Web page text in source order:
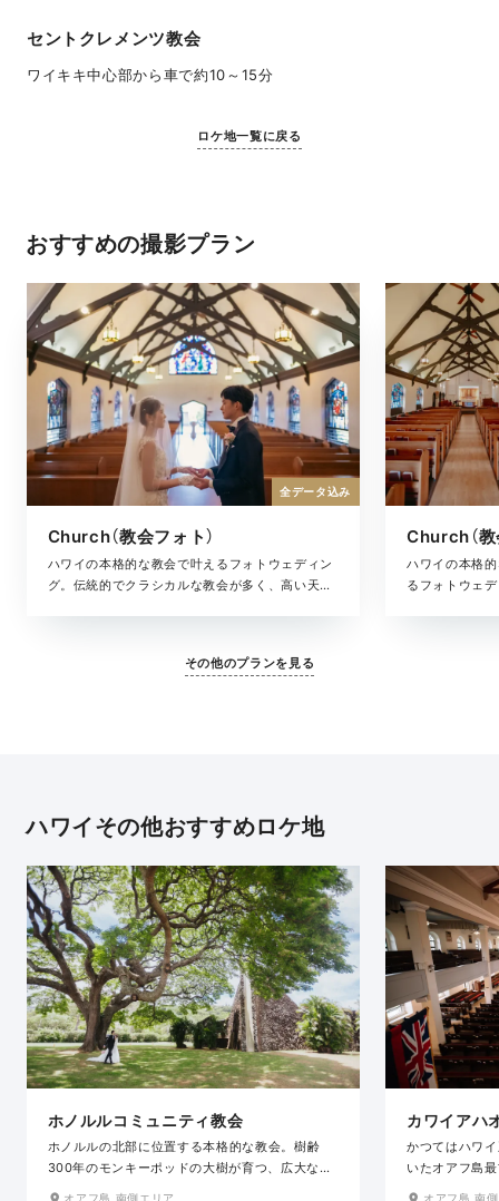
セントクレメンツ教会
ワイキキ中心部から車で約10～15分
ロケ地一覧に戻る
おすすめの撮影プラン
Church（教会フォト）
ハワイの本格的な教会で叶えるフォトウェディン
グ。伝統的でクラシカルな教会が多く、高い天井
必要なすべてがセットになった安心の撮影プラン
全データ込み
Church（教
ハワイの本格
るフォトウェ
その他のプランを見る
ハワイその他おすすめロケ地
ホノルルコミュニティ教会
ホノルルの北部に位置する本格的な教会。樹齢
300年のモンキーポッドの大樹が育つ、広大な緑
のガーデンの中に佇む石造りの外観が印象的で
オアフ島 南側エリア
カワイアハ
かつてはハワ
いたオアフ島
万4000個のサ
オアフ島 南